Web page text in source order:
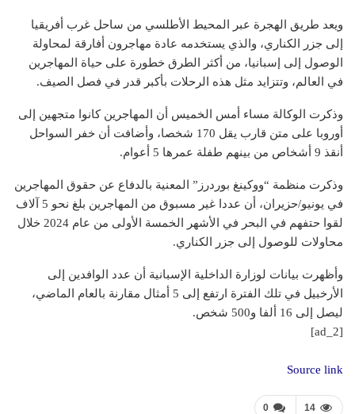
ويعد طريق الهجرة عبر المحيط الأطلسي من ساحل غرب أفريقيا
إلى جزر الكناري، والذي يستخدمه عادة مهاجرون أفارقة لمحاولة
الوصول إلى إسبانيا، من أكثر الطرق خطورة على حياة المهاجرين
في العالم، وتتزايد مثل هذه الرحلات بأكبر قدر في فصل الصيف.
وذكرت الوكالة مساء أمس الخميس أن المهاجرين كانوا متجهين إلى
أوروبا على متن قارب يقل 170 شخصا، وأضافت أن خفر السواحل
أنقذ 9 أشخاص من بينهم طفلة عمرها 5 أعوام.
وذكرت منظمة “ووكينغ بوردرز” المعنية بالدفاع عن حقوق المهاجرين
في يونيو/حزيران، أن عددا غير مسبوق من المهاجرين بلغ نحو 5 آلاف
لقوا حتفهم في البحر في الأشهر الخمسة الأولى من عام 2024 خلال
محاولات للوصول إلى جزر الكناري.
وأظهرت بيانات لوزارة الداخلية الإسبانية أن عدد الوافدين إلى
الأرخبيل في تلك الفترة ارتفع إلى 5 أمثال مقارنة بالعام الماضي،
ليصل إلى 16 ألفا و500 شخص.
[ad_2]
Source link
0 14